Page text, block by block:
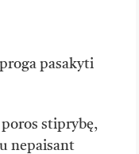
pasakyti
stiprybę,
nepaisant